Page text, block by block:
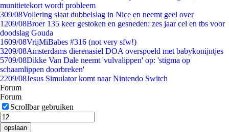
munitietekort wordt probleem
309/08Vollering slaat dubbelslag in Nice en neemt geel over
1209/08Broer 135 keer gestoken en gesneden: zes jaar cel en tbs voor
doodslag Gouda
1609/08VrijMiBabes #316 (not very sfw!)
3209/08Amsterdams dierenasiel DOA overspoeld met babykonijntjes
5709/08Dikke Van Dale neemt 'vulvalippen' op: 'stigma op
schaamlippen doorbreken'
2209/08Jesus Simulator komt naar Nintendo Switch
Forum
Forum
Scrollbar gebruiken
opslaan